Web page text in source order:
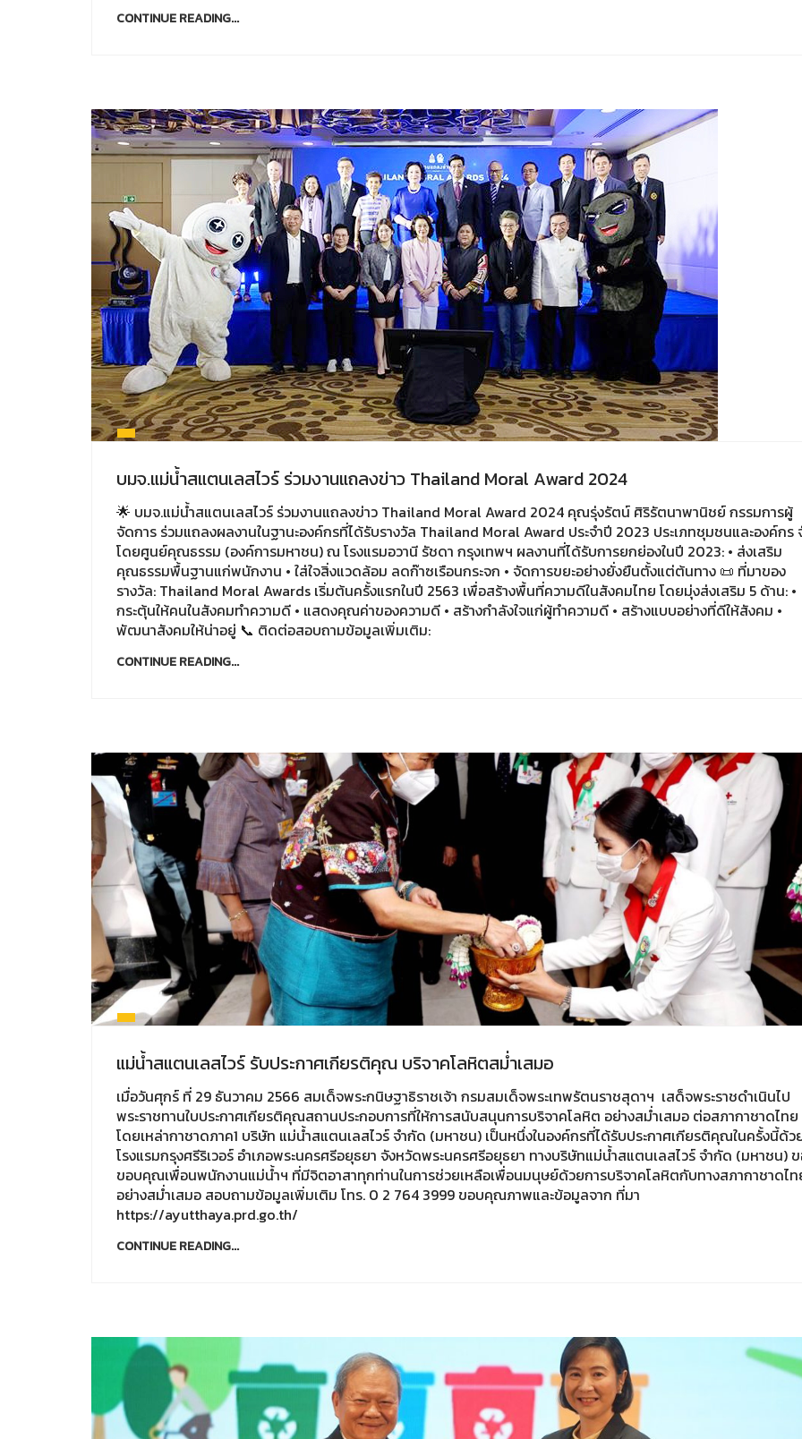
CONTINUE READING...
บมจ.แม่น้ำสแตนเลสไวร์ ร่วมงานแถลงข่าว Thailand Moral Award 2024
🌟 บมจ.แม่น้ำสแตนเลสไวร์ ร่วมงานแถลงข่าว Thailand Moral Award 2024 คุณรุ่งรัตน์ ศิริรัตนาพานิชย์ กรรมการผู้
จัดการ ร่วมแถลงผลงานในฐานะองค์กรที่ได้รับรางวัล Thailand Moral Award ประจำปี 2023 ประเภทชุมชนและองค์กร
โดยศูนย์คุณธรรม (องค์การมหาชน) ณ โรงแรมอวานี รัชดา กรุงเทพฯ ผลงานที่ได้รับการยกย่องในปี 2023: • ส่งเสริม
คุณธรรมพื้นฐานแก่พนักงาน • ใส่ใจสิ่งแวดล้อม ลดก๊าซเรือนกระจก • จัดการขยะอย่างยั่งยืนตั้งแต่ต้นทาง 📜 ที่มาของ
รางวัล: Thailand Moral Awards เริ่มต้นครั้งแรกในปี 2563 เพื่อสร้างพื้นที่ความดีในสังคมไทย โดยมุ่งส่งเสริม 5 ด้าน: •
กระตุ้นให้คนในสังคมทำความดี • แสดงคุณค่าของความดี • สร้างกำลังใจแก่ผู้ทำความดี • สร้างแบบอย่างที่ดีให้สังคม •
พัฒนาสังคมให้น่าอยู่ 📞 ติดต่อสอบถามข้อมูลเพิ่มเติม:
CONTINUE READING...
แม่น้ำสแตนเลสไวร์ รับประกาศเกียรติคุณ บริจาคโลหิตสม่ำเสมอ
เมื่อวันศุกร์ ที่ 29 ธันวาคม 2566 สมเด็จพระกนิษฐาธิราชเจ้า กรมสมเด็จพระเทพรัตนราชสุดาฯ เสด็จพระราชดำเนินไป
พระราชทานใบประกาศเกียรติคุณสถานประกอบการที่ให้การสนับสนุนการบริจาคโลหิต อย่างสม่ำเสมอ ต่อสภากาชาดไทย
โดยเหล่ากาชาดภาค1 บริษัท แม่น้ำสแตนเลสไวร์ จำกัด (มหาชน) เป็นหนึ่งในองค์กรที่ได้รับประกาศเกียรติคุณในครั้งนี้ด้
โรงแรมกรุงศรีริเวอร์ อำเภอพระนครศรีอยุธยา จังหวัดพระนครศรีอยุธยา ทางบริษัทแม่น้ำสแตนเลสไวร์ จำกัด (มหาชน)
ขอบคุณเพื่อนพนักงานแม่น้ำฯ ที่มีจิตอาสาทุกท่านในการช่วยเหลือเพื่อนมนุษย์ด้วยการบริจาคโลหิตกับทางสภากาชาดไ
อย่างสม่ำเสมอ สอบถามข้อมูลเพิ่มเติม โทร. 0 2 764 3999 ขอบคุณภาพและข้อมูลจาก ที่มา
https://ayutthaya.prd.go.th/
CONTINUE READING...